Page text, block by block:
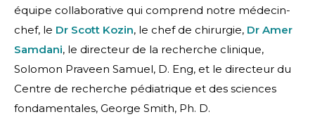
équipe collaborative qui comprend notre médecin-
chef, le Dr Scott Kozin, le chef de chirurgie, Dr Amer
Samdani, le directeur de la recherche clinique,
Solomon Praveen Samuel, D. Eng, et le directeur du
Centre de recherche pédiatrique et des sciences
fondamentales, George Smith, Ph. D.